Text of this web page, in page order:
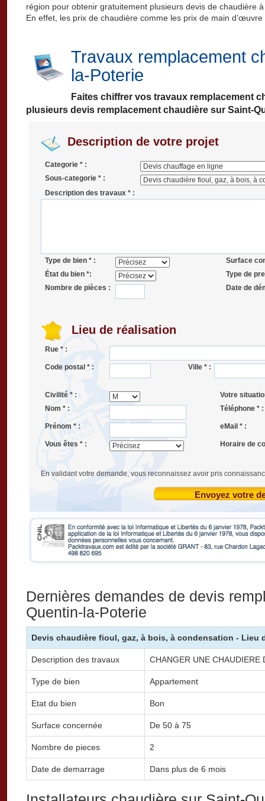
région pour obtenir gratuitement plusieurs devis de chaudière
En effet, les prix de chaudière comme les prix de main d’œuvre
Travaux remplacement
la-Poterie
Faites chiffrer vos travaux remplacement
plusieurs devis remplacement chaudière sur Saint-
Description de votre projet
Categorie * :
Sous-categorie * :
Description des travaux * :
Type de bien * :
Surface
État du bien *:
Type de
Nombre de pièces :
Date de
Lieu de réalisation
Rue * :
Code postal * : Ville * :
Civilité * :
Votre
Nom * :
Téléphone * :
Prénom * : eMail * :
Vous êtes * : Horaire de
En validant votre demande, vous reconnaissez avoir pris
Envoyez votre
Dernières demandes de devis
Quentin-la-Poterie
Devis chaudière fioul, gaz, à bois, à condensation - Lieu
Description des travaux CHANGER UNE CHAUDIERE
Type de bien Appartement
Etat du bien Bon
Surface concernée De 50 à 75
Nombre de pieces 2
Date de demarrage Dans plus de 6 mois